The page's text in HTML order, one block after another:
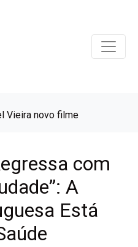
Vieira novo filme
com
A
Está